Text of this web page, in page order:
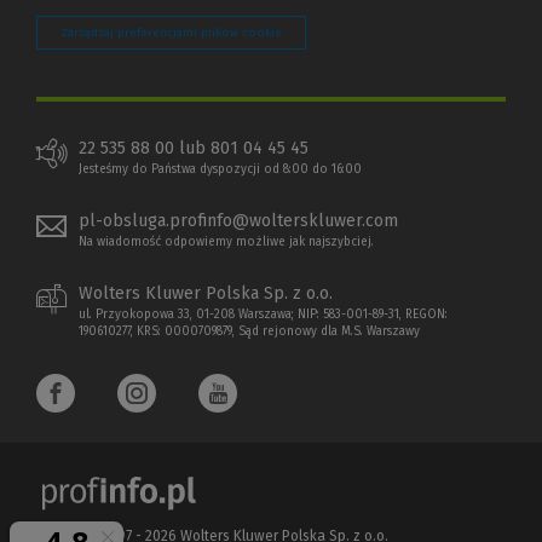
Zarządzaj preferencjami plików cookie
22 535 88 00 lub 801 04 45 45
Jesteśmy do Państwa dyspozycji od 8:00 do 16:00
pl-obsluga.profinfo@wolterskluwer.com
Na wiadomość odpowiemy możliwe jak najszybciej.
Wolters Kluwer Polska Sp. z o.o.
ul. Przyokopowa 33, 01-208 Warszawa; NIP: 583-001-89-31, REGON:
190610277, KRS: 0000709879, Sąd rejonowy dla M.S. Warszawy
Copyright 1997 - 2026 Wolters Kluwer Polska Sp. z o.o.